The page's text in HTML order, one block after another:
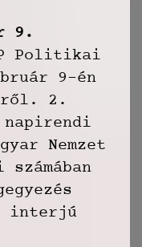
9.
Politikai
9-én
2.
Nemzet
interjú